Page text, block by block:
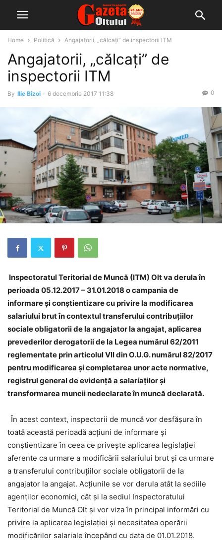
Home Politică Angajatorii, „călcaţi” de inspectorii ITM
Angajatorii, „călcaţi” de
inspectorii ITM
By Ilie Bîzoi - 6 decembrie 2017 11:38 0
Inspectoratul Teritorial de Muncă (ITM) Olt va derula în
perioada 05.12.2017 – 31.01.2018 o campania de
informare și conștientizare cu privire la modificarea
salariului brut în contextul transferului contribuțiilor
sociale obligatorii de la angajator la angajat, aplicarea
prevederilor derogatorii de la Legea numărul 62/2011
reglementate prin articolul VII din O.U.G. numărul 82/2017
pentru modificarea și completarea unor acte normative,
registrul general de evidență a salariaților și
transformarea muncii nedeclarate în muncă declarată.
În acest context, inspectorii de muncă vor desfășura în
toată această perioadă acțiuni de informare și
conștientizare în ceea ce privește aplicarea legislației
aferente ca urmare a modificării salariului brut și ca urmare
a transferului contribuțiilor sociale obligatorii de la
angajator la angajat. Acțiunile se vor derula atât la sediile
agenților economici, cât și la sediul Inspectoratului
Teritorial de Muncă Olt și vor viza în principal informări cu
privire la aplicarea legislației și necesitatea operării
modificărilor salariale începând cu data de 01.01.2018.